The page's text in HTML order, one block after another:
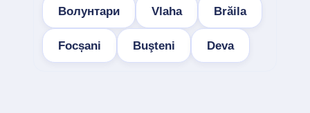
Волунтари Vlaha Brăila
Focșani Buşteni Deva